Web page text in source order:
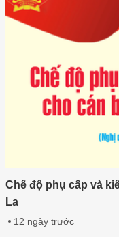
Chế độ phụ cấp và
La
12 ngày trước